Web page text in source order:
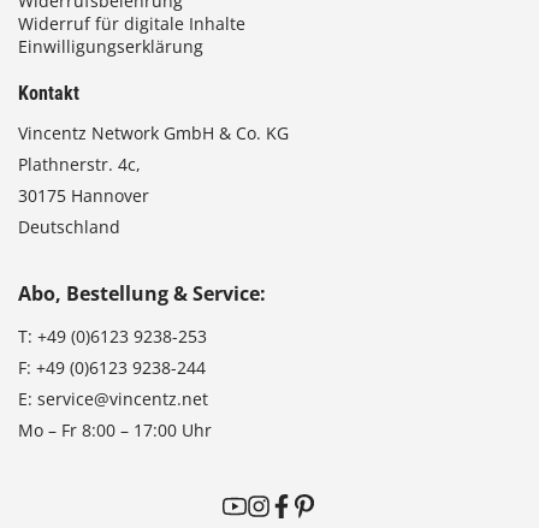
Widerruf für digitale Inhalte
Einwilligungserklärung
Kontakt
Vincentz Network GmbH & Co. KG
Plathnerstr. 4c,
30175 Hannover
Deutschland
Abo, Bestellung & Service:
T: +49 (0)6123 9238-253
F: +49 (0)6123 9238-244
E: service@vincentz.net
Mo – Fr 8:00 – 17:00 Uhr